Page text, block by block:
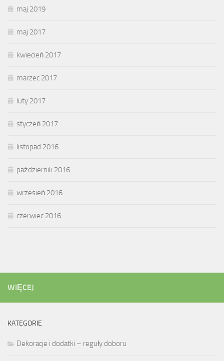
maj 2019
maj 2017
kwiecień 2017
marzec 2017
luty 2017
styczeń 2017
listopad 2016
październik 2016
wrzesień 2016
czerwiec 2016
WIĘCEJ
KATEGORIE
Dekoracje i dodatki – reguły doboru